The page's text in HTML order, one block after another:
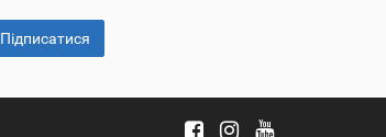
Підписатися